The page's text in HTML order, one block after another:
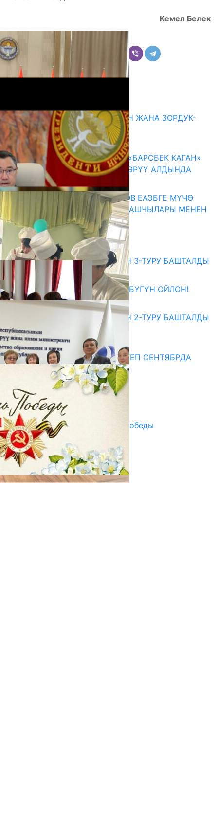
Кемел Белек
Комментарийлер
ГЕНДЕРДИК БАСМЫРЛООДОН ЖАНА ЗОРДУК-
ЗОМБУЛУКТАН КОРГОО
07.08.2026
КЫРГЫЗ ТАРЫХЫ ТАСМАДА: «БАРСБЕК КАГАН»
КӨРКӨМ ТАСМАСЫ ЖАРЫК КӨРҮҮ АЛДЫНДА
07.08.2026
ПРЕЗИДЕНТ САДЫР ЖАПАРОВ ЕАЭБГЕ МҮЧӨ
МАМЛЕКЕТТЕРДИН ӨКМӨТ БАШЧЫЛАРЫ МЕНЕН
ЖОЛУГУШТУ
07.08.2026
Абитуриент
ЖОЖДОРГО КАБЫЛ АЛУУНУН 3-ТУРУ БАШТАЛДЫ
27.07.2026
ӨЗҮҢДҮН КЕЛЕЧЕГИҢ ҮЧҮН БҮГҮН ОЙЛОН!
20.07.2026
ЖОЖДОРГО КАБЫЛ АЛУУНУН 2-ТУРУ БАШТАЛДЫ
20.07.2026
Медиа
СУЗАКТА 750 ОРУНДУУ МЕКТЕП СЕНТЯБРДА
ПАЙДАЛАНУУГА БЕРИЛЕТ
07.08.2025
Улуу Жеңиштин жандуу сөзү
29.04.2025
Награды в преддверии Дня Победы
29.04.2025